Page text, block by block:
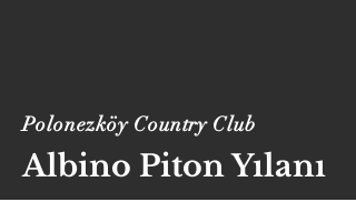
Polonezköy Country Club
Albino Piton Yılanı